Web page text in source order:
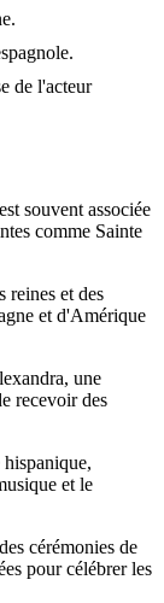
de l'acteur
souvent associée
comme Sainte
reines et des
et d'Amérique
une
recevoir des
et le
cérémonies de
pour célébrer les